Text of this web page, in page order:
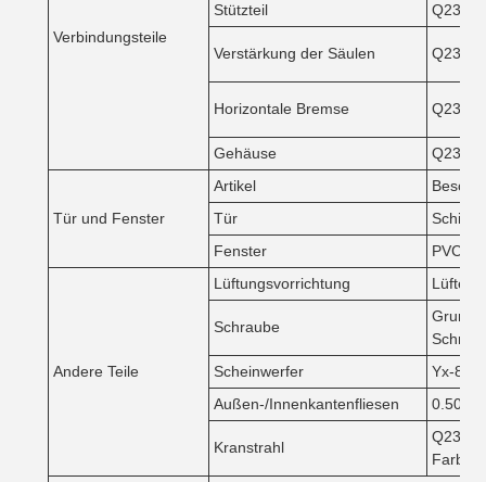
Verbindungsteile
Stützteil
Q235
Verstärkung der Säulen Q235
Horizontale Bremse Q235
Gehäuse Q235
Tür und Fenster
Artikel
Tür
Fenster
PVC-
Andere Teile
Lüftungsvorrichtung Lüfter,
Schraube
Scheinwerfer
Yx-840
Außen-/Innenkantenfliesen
Kranstrahl
Q235
Farbe